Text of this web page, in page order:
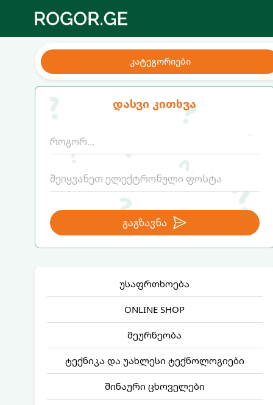
კატეგორიები
დასვი კითხვა
გაგზავნა
უსაფრთხოება
ONLINE SHOP
მეურნეობა
ტექნიკა და უახლესი ტექნოლოგიები
შინაური ცხოველები